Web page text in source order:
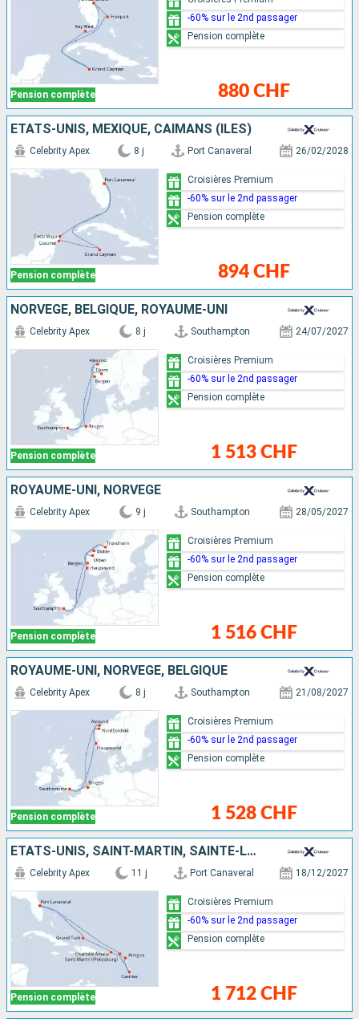
Pension complète 880 CHF
-60% sur le 2nd passager
Pension complète
ÉTATS-UNIS, MEXIQUE, CAÏMANS (ÎLES)
Pension complète
Celebrity Apex 8 j Port Canaveral 26/02/2028
894 CHF
Croisières Premium
-60% sur le 2nd passager
Pension complète
NORVÈGE, BELGIQUE, ROYAUME-UNI
Pension complète
Celebrity Apex 8 j Southampton 24/07/2027
1 513 CHF
Croisières Premium
-60% sur le 2nd passager
Pension complète
ROYAUME-UNI, NORVÈGE
Pension complète
Celebrity Apex 9 j Southampton 28/05/2027
1 516 CHF
Croisières Premium
-60% sur le 2nd passager
Pension complète
ROYAUME-UNI, NORVÈGE, BELGIQUE
Pension complète
Celebrity Apex 8 j Southampton 21/08/2027
1 528 CHF
Croisières Premium
-60% sur le 2nd passager
Pension complète
ÉTATS-UNIS, SAINT-MARTIN, SAINTE-LUCIE, ANTIGUA-ET-BARBUDA, ÎLES TURQUES-ET-CAÏQUES
Pension complète
Celebrity Apex 11 j Port Canaveral 18/12/2027
1 712 CHF
Croisières Premium
-60% sur le 2nd passager
Pension complète